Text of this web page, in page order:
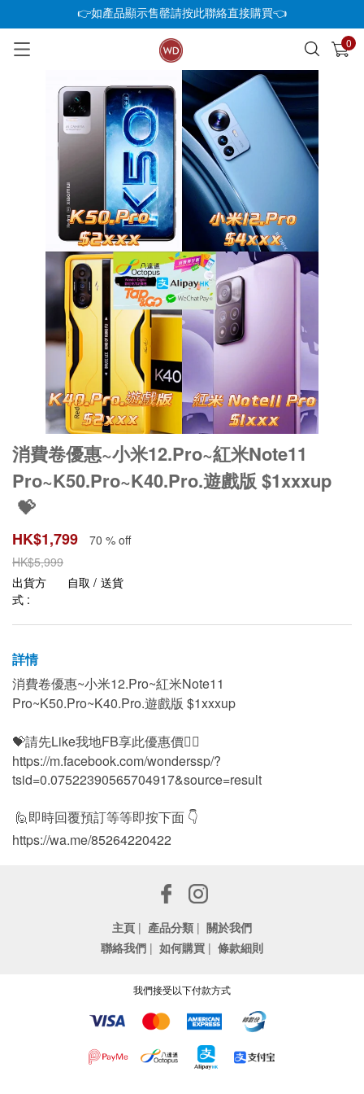
👉如產品顯示售罄請按此聯絡直接購買👈
0
已加入購物車 查看
消費卷優惠~小米12.Pro~紅米Note11
Pro~K50.Pro~K40.Pro.遊戲版 $1xxxup
💝
HK$1,799
70 % off
HK$5,999
出貨方
式 :
自取 / 送貨
詳情
消費卷優惠~小米12.Pro~紅米Note11
Pro~K50.Pro~K40.Pro.遊戲版 $1xxxup
💝請先Like我地FB享此優惠價👍🏻
https://m.facebook.com/wonderssp/?
tsid=0.07522390565704917&source=result
🙋即時回覆預訂等等即按下面 👇
https://wa.me/85264220422
主頁 | 產品分類 | 關於我們
聯絡我們 | 如何購買 | 條款細則
我們接受以下付款方式